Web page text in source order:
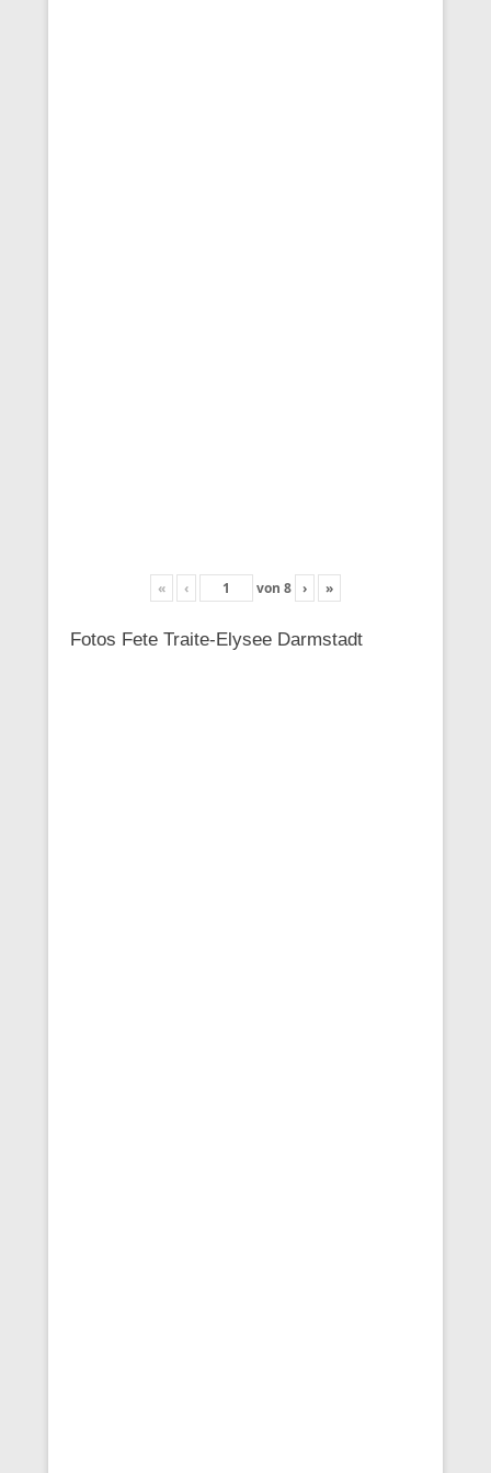
« ‹ von 8 › »
Fotos Fete Traite-Elysee Darmstadt